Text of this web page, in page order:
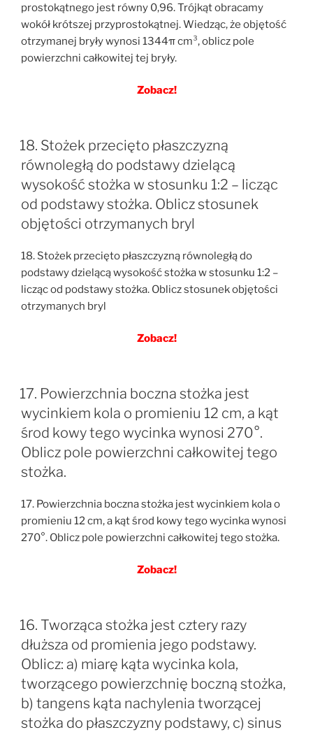
prostokątnego jest równy 0,96. Trójkąt obracamy
wokół krótszej przyprostokątnej. Wiedząc, że objętość
otrzymanej bryły wynosi 1344π cm³, oblicz pole
powierzchni całkowitej tej bryły.
Zobacz!
18. Stożek przecięto płaszczyzną
równoległą do podstawy dzielącą
wysokość stożka w stosunku 1:2 – licząc
od podstawy stożka. Oblicz stosunek
objętości otrzymanych bryl
18. Stożek przecięto płaszczyzną równoległą do
podstawy dzielącą wysokość stożka w stosunku 1:2 –
licząc od podstawy stożka. Oblicz stosunek objętości
otrzymanych bryl
Zobacz!
17. Powierzchnia boczna stożka jest
wycinkiem kola o promieniu 12 cm, a kąt
środ kowy tego wycinka wynosi 270°.
Oblicz pole powierzchni całkowitej tego
stożka.
17. Powierzchnia boczna stożka jest wycinkiem kola o
promieniu 12 cm, a kąt środ kowy tego wycinka wynosi
270°. Oblicz pole powierzchni całkowitej tego stożka.
Zobacz!
16. Tworząca stożka jest cztery razy
dłuższa od promienia jego podstawy.
Oblicz: a) miarę kąta wycinka kola,
tworzącego powierzchnię boczną stożka,
b) tangens kąta nachylenia tworzącej
stożka do płaszczyzny podstawy, c) sinus